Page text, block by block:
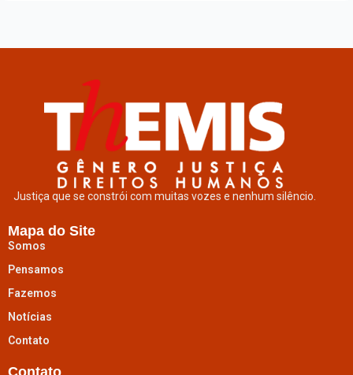
Justiça que se constrói com muitas vozes e nenhum silêncio.
Mapa do Site
Somos
Pensamos
Fazemos
Notícias
Contato